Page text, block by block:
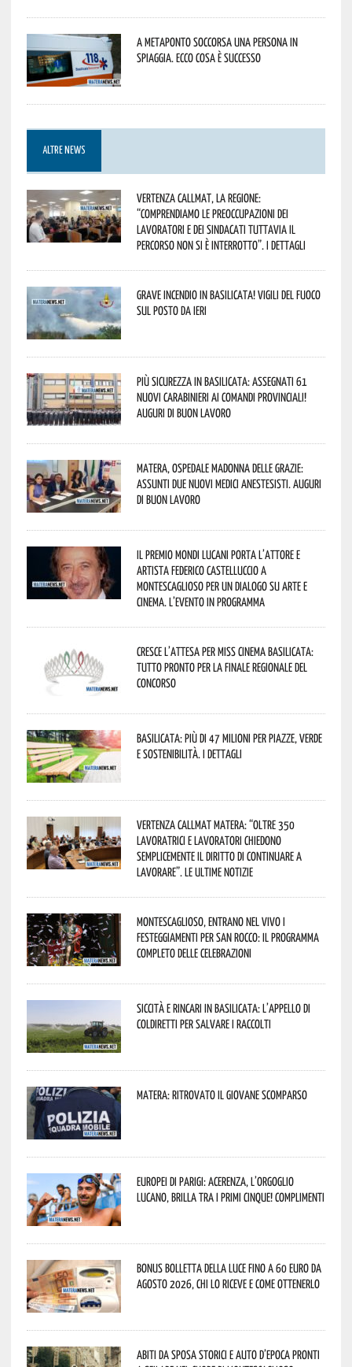
A Metaponto soccorsa una persona in
spiaggia. Ecco cosa è successo
ALTRE NEWS
Vertenza CallMat, la Regione:
“comprendiamo le preoccupazioni dei
lavoratori e dei sindacati tuttavia il
percorso non si è interrotto”. I dettagli
Grave incendio in Basilicata! Vigili del fuoco
sul posto da ieri
Più sicurezza in Basilicata: assegnati 61
nuovi Carabinieri ai Comandi provinciali!
Auguri di buon lavoro
Matera, Ospedale Madonna delle Grazie:
assunti due nuovi medici anestesisti. Auguri
di buon lavoro
Il Premio Mondi Lucani porta l’attore e
artista Federico Castelluccio a
Montescaglioso per un dialogo su arte e
cinema. L’evento in programma
Cresce l’attesa per Miss Cinema Basilicata:
tutto pronto per la finale regionale del
concorso
Basilicata: più di 47 milioni per piazze, verde
e sostenibilità. I dettagli
Vertenza CallMat Matera: “Oltre 350
lavoratrici e lavoratori chiedono
semplicemente il diritto di continuare a
lavorare”. Le ultime notizie
Montescaglioso, entrano nel vivo i
festeggiamenti per San Rocco: il programma
completo delle celebrazioni
Siccità e rincari in Basilicata: l’appello di
Coldiretti per salvare i raccolti
Matera: ritrovato il giovane scomparso
Europei di Parigi: Acerenza, l’orgoglio
lucano, brilla tra i primi cinque! Complimenti
Bonus bolletta della luce fino a 60 euro da
agosto 2026, chi lo riceve e come ottenerlo
Abiti da sposa storici e auto d’epoca pronti